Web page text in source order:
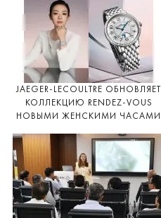
JAEGER-LECOULTRE ОБНОВЛЯЕТ
КОЛЛЕКЦИЮ RENDEZ-VOUS
НОВЫМИ ЖЕНСКИМИ ЧАСАМИ